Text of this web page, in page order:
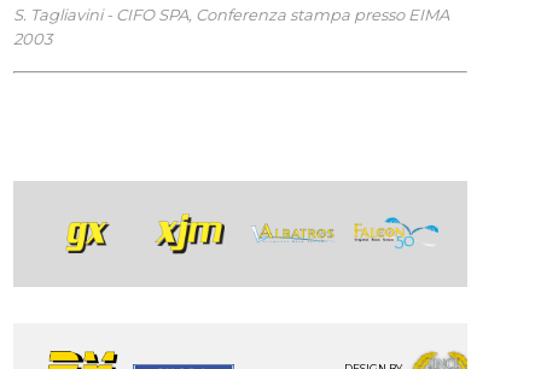
S. Tagliavini - CIFO SPA, Conferenza stampa presso EIMA
2003